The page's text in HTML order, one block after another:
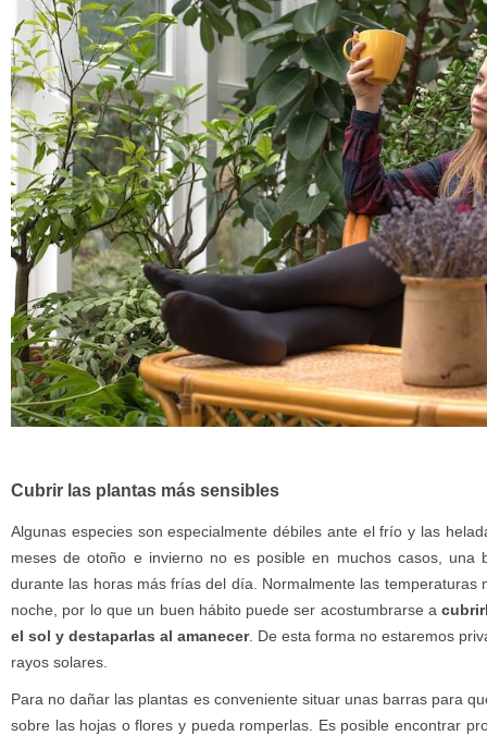
Cubrir las plantas más sensibles
Algunas especies son especialmente débiles ante el frío y las
meses de otoño e invierno no es posible en muchos casos, una
durante las horas más frías del día. Normalmente las temperaturas
noche, por lo que un buen hábito puede ser acostumbrarse a
el sol y destaparlas al amanecer. De esta forma no estaremos
rayos solares.
Para no dañar las plantas es conveniente situar unas barras para
sobre las hojas o flores y pueda romperlas. Es posible encontrar